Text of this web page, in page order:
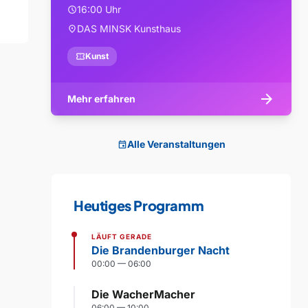
schedule16:00 Uhr
location_onDAS MINSK Kunsthaus
confirmation_numberKunst
Mehr erfahren arrow_forward
eventAlle Veranstaltungen
Heutiges Programm
LÄUFT GERADE
Die Brandenburger Nacht
00:00 — 06:00
Die WacherMacher